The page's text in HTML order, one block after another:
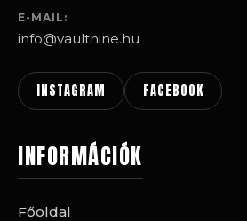
E-MAIL:
info@vaultnine.hu
INSTAGRAM FACEBOOK
INFORMÁCIÓK
Főoldal